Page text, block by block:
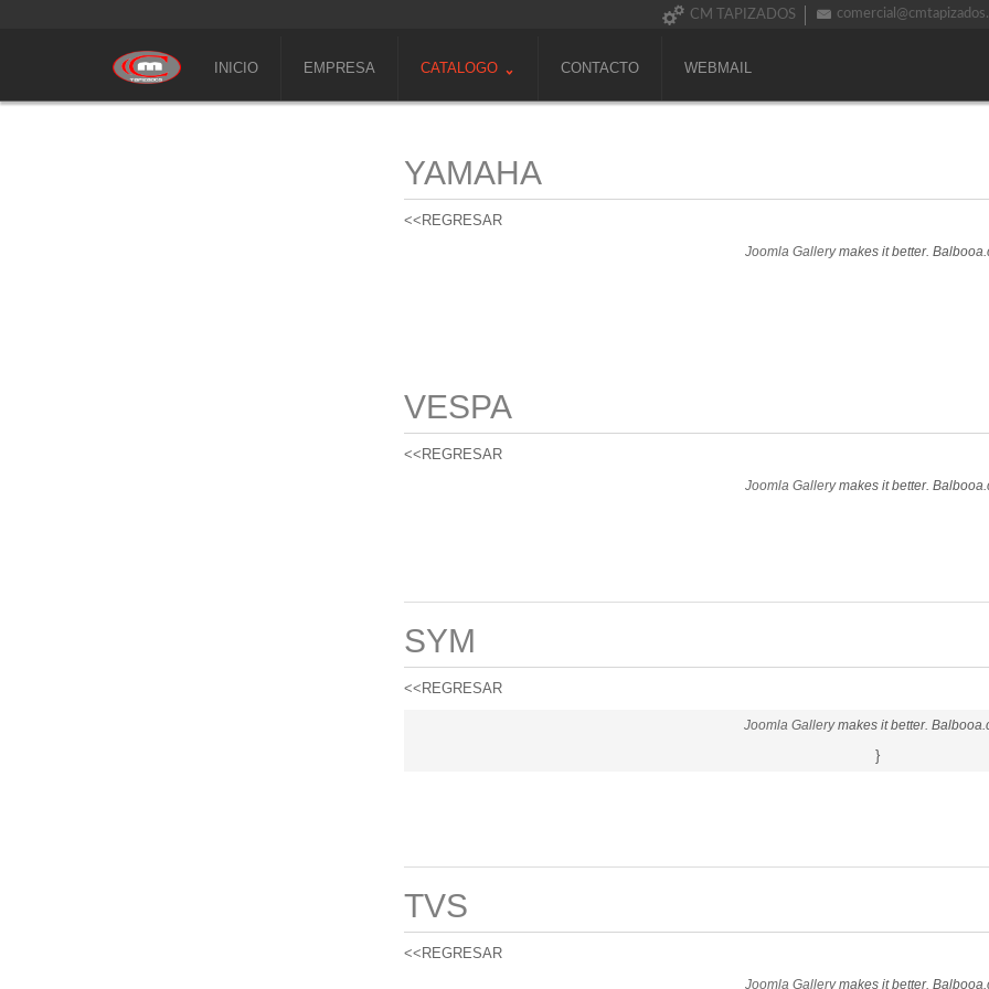
CM TAPIZADOS
INICIO EMPRESA CATALOGO CONTACTO WEBMAIL
YAMAHA
<<REGRESAR
Joomla Gallerymakes it better.
VESPA
<<REGRESAR
Joomla Gallerymakes it better.
SYM
<<REGRESAR
Joomla Gallerymakes it better.
}
TVS
<<REGRESAR
Joomla Gallerymakes it better.